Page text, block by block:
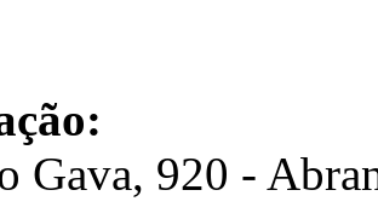
Gava, 920 -